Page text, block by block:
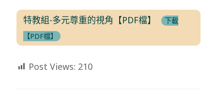
特教組-多元尊重的視角【PDF檔】
下載
【PDF檔】
Post Views: 210